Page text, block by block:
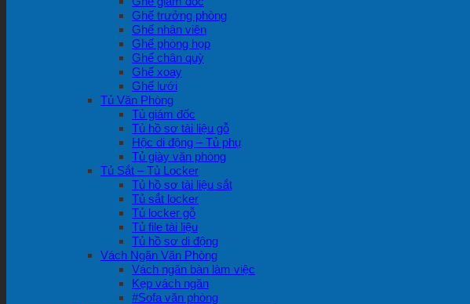
Ghế trưởng phòng
Ghế nhân viên
Ghế phòng họp
Ghế chân quỳ
Ghế xoay
Ghế lưới
Tủ Văn Phòng
Tủ giám đốc
Tủ hồ sơ tài liệu gỗ
Hộc di động – Tủ phụ
Tủ giày văn phòng
Tủ Sắt – Tủ Locker
Tủ hồ sơ tài liệu sắt
Tủ sắt locker
Tủ locker gỗ
Tủ file tài liệu
Tủ hồ sơ di động
Vách Ngăn Văn Phòng
Vách ngăn bàn làm việc
Kẹp vách ngăn
#Sofa văn phòng